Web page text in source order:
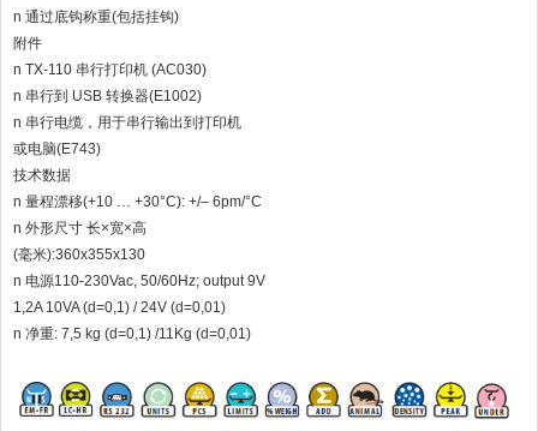
n 通过底钩称重(包括挂钩)
附件
n TX-110 串行打印机 (AC030)
n 串行到 USB 转换器(E1002)
n 串行电缆，用于串行输出到打印机
或电脑(E743)
技术数据
n 量程漂移(+10 … +30°C): +/– 6pm/°C
n 外形尺寸 长×宽×高
(毫米):360x355x130
n 电源110-230Vac, 50/60Hz; output 9V
1,2A 10VA (d=0,1) / 24V (d=0,01)
n 净重: 7,5 kg (d=0,1) /11Kg (d=0,01)